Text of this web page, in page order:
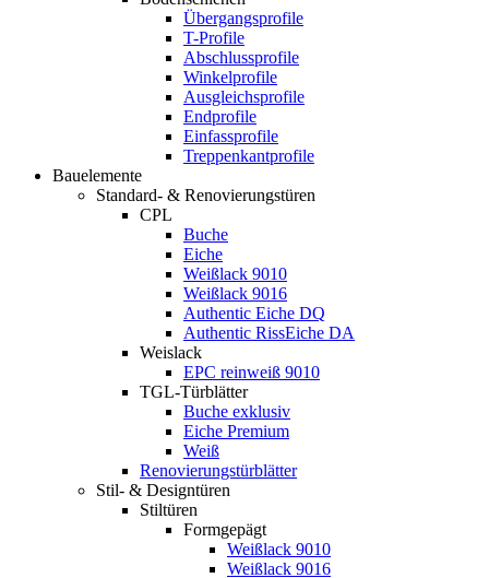
Übergangsprofile
T-Profile
Abschlussprofile
Winkelprofile
Ausgleichsprofile
Endprofile
Einfassprofile
Treppenkantprofile
Bauelemente
Standard- & Renovierungstüren
CPL
Buche
Eiche
Weißlack 9010
Weißlack 9016
Authentic Eiche DQ
Authentic RissEiche DA
Weislack
EPC reinweiß 9010
TGL-Türblätter
Buche exklusiv
Eiche Premium
Weiß
Renovierungstürblätter
Stil- & Designtüren
Stiltüren
Formgepägt
Weißlack 9010
Weißlack 9016